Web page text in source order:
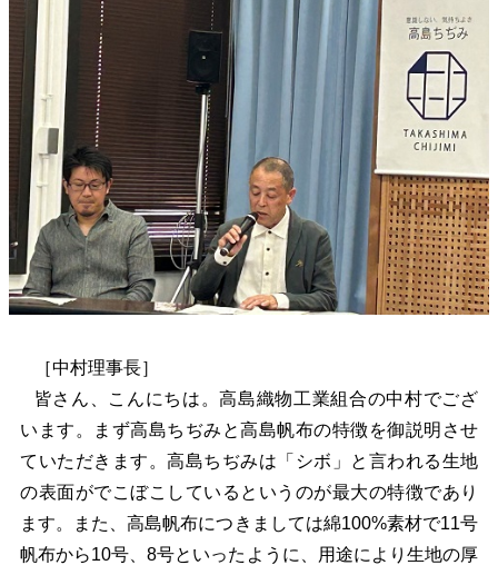
［中村理事長］
皆さん、こんにちは。高島織物工業組合の中村でござ
います。まず高島ちぢみと高島帆布の特徴を御説明させ
ていただきます。高島ちぢみは「シボ」と言われる生地
の表面がでこぼこしているというのが最大の特徴であり
ます。また、高島帆布につきましては綿100%素材で11号
帆布から10号、8号といったように、用途により生地の厚